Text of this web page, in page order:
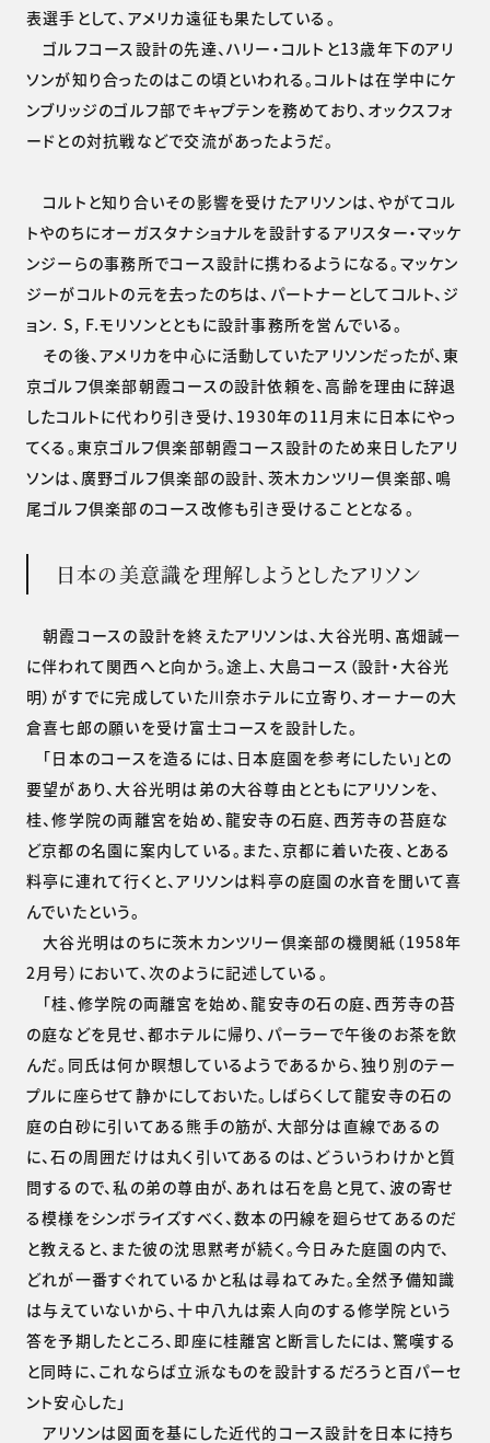
表選手として、アメリカ遠征も果たしている。
ゴルフコース設計の先達、ハリー・コルトと13歳年下のアリ
ソンが知り合ったのはこの頃といわれる。コルトは在学中にケ
ンブリッジのゴルフ部でキャプテンを務めており、オックスフォ
ードとの対抗戦などで交流があったようだ。
コルトと知り合いその影響を受けたアリソンは、やがてコル
トやのちにオーガスタナショナルを設計するアリスター・マッケ
ンジーらの事務所でコース設計に携わるようになる。マッケン
ジーがコルトの元を去ったのちは、パートナーとしてコルト、ジ
ョン. S, F.モリソンとともに設計事務所を営んでいる。
その後、アメリカを中心に活動していたアリソンだったが、東
京ゴルフ倶楽部朝霞コースの設計依頼を、高齢を理由に辞退
したコルトに代わり引き受け、1930年の11月末に日本にやっ
てくる。東京ゴルフ倶楽部朝霞コース設計のため来日したアリ
ソンは、廣野ゴルフ倶楽部の設計、茨木カンツリー倶楽部、鳴
尾ゴルフ倶楽部のコース改修も引き受けることとなる。
日本の美意識を理解しようとしたアリソン
朝霞コースの設計を終えたアリソンは、大谷光明、髙畑誠一
に伴われて関西へと向かう。途上、大島コース（設計・大谷光
明）がすでに完成していた川奈ホテルに立寄り、オーナーの大
倉喜七郎の願いを受け富士コースを設計した。
「日本のコースを造るには、日本庭園を参考にしたい」との
要望があり、大谷光明は弟の大谷尊由とともにアリソンを、
桂、修学院の両離宮を始め、龍安寺の石庭、西芳寺の苔庭な
ど京都の名園に案内している。また、京都に着いた夜、とある
料亭に連れて行くと、アリソンは料亭の庭園の水音を聞いて喜
んでいたという。
大谷光明はのちに茨木カンツリー倶楽部の機関紙（1958年
2月号）において、次のように記述している。
「桂、修学院の両離宮を始め、龍安寺の石の庭、西芳寺の苔
の庭などを見せ、都ホテルに帰り、パーラーで午後のお茶を飲
んだ。同氏は何か瞑想しているようであるから、独り別のテー
プルに座らせて静かにしておいた。しばらくして龍安寺の石の
庭の白砂に引いてある熊手の筋が、大部分は直線であるの
に、石の周囲だけは丸く引いてあるのは、どういうわけかと質
問するので、私の弟の尊由が、あれは石を島と見て、波の寄せ
る模様をシンボライズすべく、数本の円線を廻らせてあるのだ
と教えると、また彼の沈思黙考が続く。今日みた庭園の内で、
どれが一番すぐれているかと私は尋ねてみた。全然予備知識
は与えていないから、十中八九は索人向のする修学院という
答を予期したところ、即座に桂離宮と断言したには、驚嘆する
と同時に、これならば立派なものを設計するだろうと百パーセ
ント安心した」
アリソンは図面を基にした近代的コース設計を日本に持ち